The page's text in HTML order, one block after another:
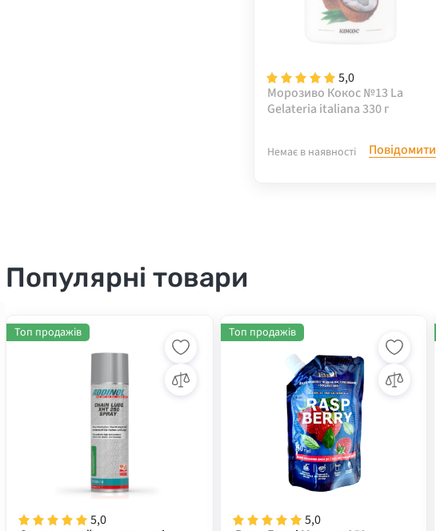
5,0
Морозиво Кокос №13 La
Gelateria italiana 330 г
Немає в наявності Повідомити
Популярні товари
5,0
Топ продажів
5,0
Топ продажів